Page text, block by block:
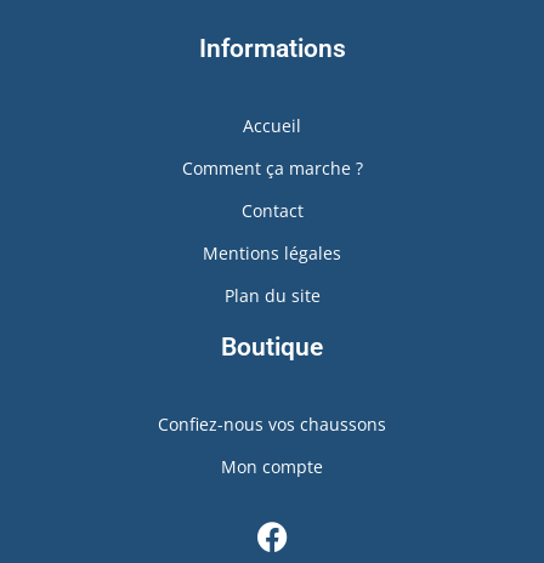
Informations
Accueil
Comment ça marche ?
Contact
Mentions légales
Plan du site
Boutique
Confiez-nous vos chaussons
Mon compte